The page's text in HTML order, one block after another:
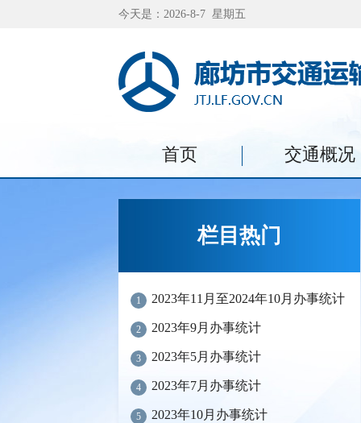
今天是：2026-8-7 星期五
首页 交通概况
栏目热门
1 2023年11月至2024年10月办事统计
2 2023年9月办事统计
3 2023年5月办事统计
4 2023年7月办事统计
5 2023年10月办事统计